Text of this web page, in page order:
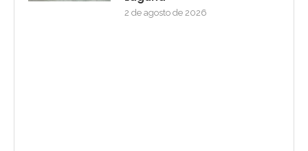
2 de agosto de 2026